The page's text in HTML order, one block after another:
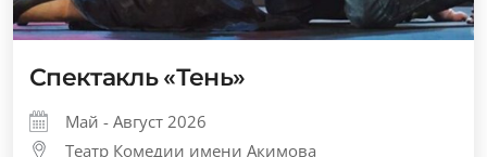
Спектакль «Тень»
Май - Август 2026
Театр Комедии имени Акимова